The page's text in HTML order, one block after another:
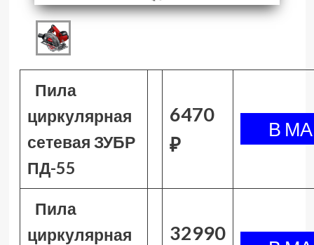
Пила
циркулярная
сетевая ЗУБР
ПД-55
6470
₽
Пила
циркулярная
32990